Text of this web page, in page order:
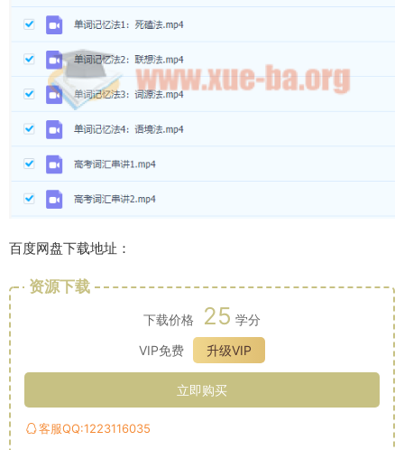
百度网盘下载地址：
资源下载
下载价格 25 学分
VIP免费
升级VIP
立即购买
客服QQ:1223116035